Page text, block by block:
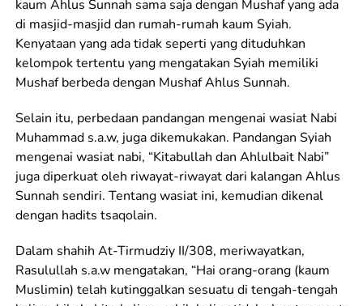
kaum Ahlus Sunnah sama saja dengan Mushaf yang ada
di masjid-masjid dan rumah-rumah kaum Syiah.
Kenyataan yang ada tidak seperti yang dituduhkan
kelompok tertentu yang mengatakan Syiah memiliki
Mushaf berbeda dengan Mushaf Ahlus Sunnah.
Selain itu, perbedaan pandangan mengenai wasiat Nabi
Muhammad s.a.w, juga dikemukakan. Pandangan Syiah
mengenai wasiat nabi, “Kitabullah dan Ahlulbait Nabi”
juga diperkuat oleh riwayat-riwayat dari kalangan Ahlus
Sunnah sendiri. Tentang wasiat ini, kemudian dikenal
dengan hadits tsaqolain.
Dalam shahih At-Tirmudziy II/308, meriwayatkan,
Rasulullah s.a.w mengatakan, “Hai orang-orang (kaum
Muslimin) telah kutinggalkan sesuatu di tengah-tengah